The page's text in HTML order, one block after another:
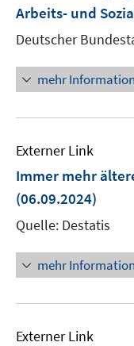
Arbeits- und
Deutscher
mehr
Externer Link
Immer mehr
(06.09.2024)
Quelle: Destatis
mehr
Externer Link